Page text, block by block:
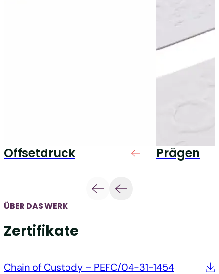
Offsetdruck Prägen
ÜBER DAS WERK
Zertifikate
Chain of Custody – PEFC/04-31-1454